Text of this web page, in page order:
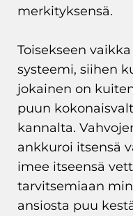
merkityksensä.
Toisekseen
systeemi, siihen
jokainen on
puun
kannalta.
ankkuroi itsensä
imee itseensä
tarvitsemiaan
ansiosta puu